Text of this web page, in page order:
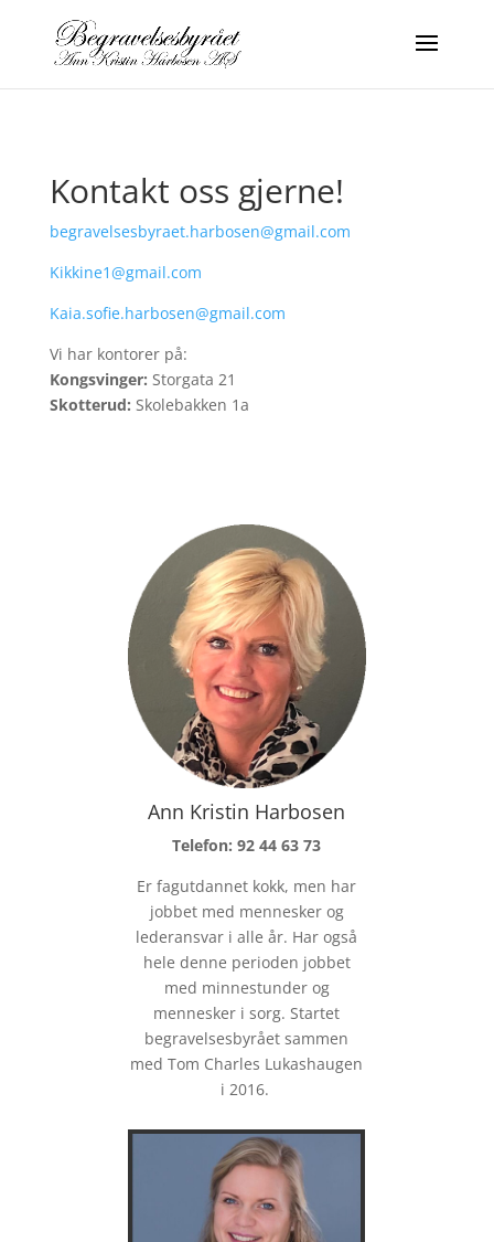
Kontakt oss gjerne!
begravelsesbyraet.harbosen@gmail.com
Kikkine1@gmail.com
Kaia.sofie.harbosen@gmail.com
Vi har kontorer på:
Kongsvinger: Storgata 21
Skotterud: Skolebakken 1a
Ann Kristin Harbosen
Telefon: 92 44 63 73
Er fagutdannet kokk, men har
jobbet med mennesker og
lederansvar i alle år. Har også
hele denne perioden jobbet
med minnestunder og
mennesker i sorg. Startet
begravelsesbyrået sammen
med Tom Charles Lukashaugen
i 2016.